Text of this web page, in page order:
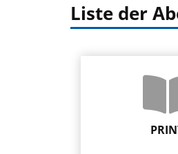
Liste der